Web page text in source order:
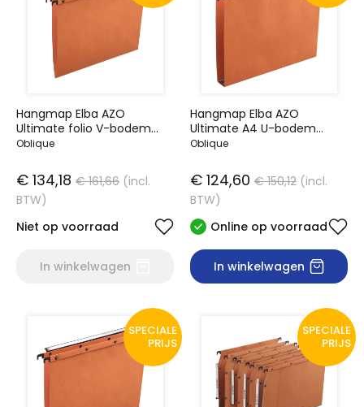
Hangmap Elba AZO
Ultimate folio V-bodem
oranje
Oblique
€ 134,18 € 161,66 (incl.
BTW)
Niet op voorraad
In winkelwagen
Hangmap Elba AZO
Ultimate A4 U-bodem
30mm oranje
Oblique
€ 124,60 € 150,12 (incl.
BTW)
Online op voorraad
In winkelwagen
SPECIALE
PRIJS
SPECIALE
PRIJS